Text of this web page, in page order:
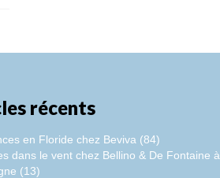
récents
en Floride chez Beviva (84)
dans le vent chez Bellino & De Fontaine à
(13)